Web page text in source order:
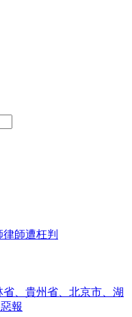
師遭枉判
、貴州省、北京市、湖
報